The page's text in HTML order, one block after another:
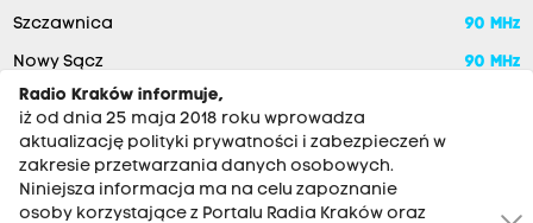
Szczawnica 90 MHz
Nowy Sącz
90 MHz
Radio Kraków informuje,
iż od dnia 25 maja 2018 roku wprowadza
aktualizację polityki prywatności i zabezpieczeń w
zakresie przetwarzania danych osobowych.
Niniejsza informacja ma na celu zapoznanie
osoby korzystające z Portalu Radia Kraków oraz